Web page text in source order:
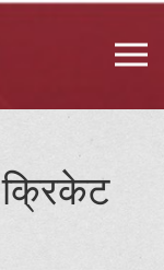
क्रिकेट